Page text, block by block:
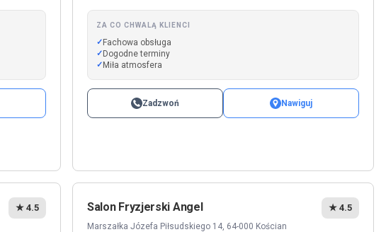
ZA CO CHWALĄ KLIENCI
Fachowa obsługa
Dogodne terminy
Miła atmosfera
Zadzwoń Nawiguj
★ 4.5 Salon Fryzjerski Angel
Marszałka Józefa Piłsudskiego 14, 64-000 Kościan
★ 4.5